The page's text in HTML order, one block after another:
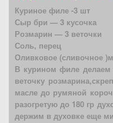
Куриное филе -3 шт
Сыр бри — 3 кусочка
Розмарин — 3 веточки
Соль, перец
Оливковое (сливочное
В курином филе делаем
веточку
масле до румяной
разогретую до 180 гр
держим в духовке еще